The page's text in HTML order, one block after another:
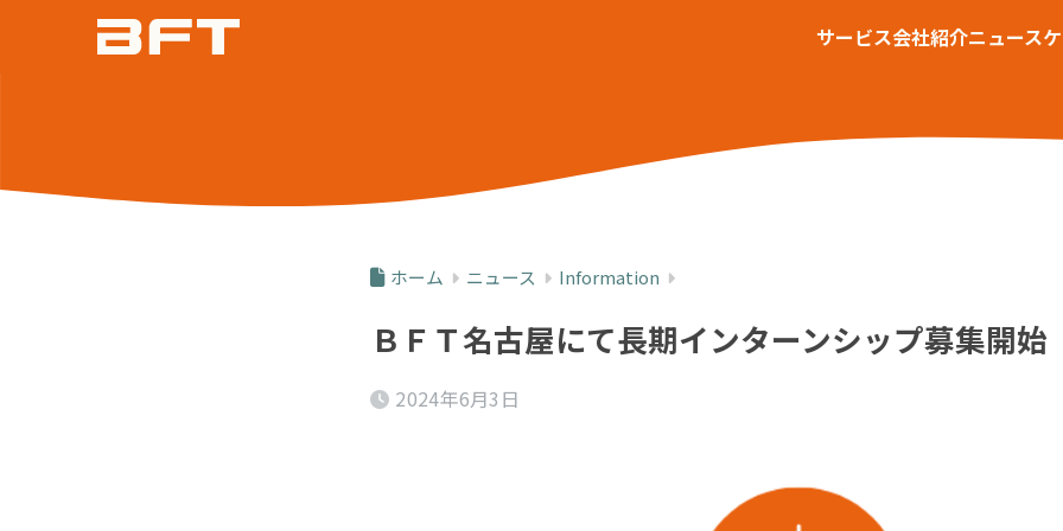
サービス会社紹介ニュース
ホーム ニュース Information
ＢＦＴ名古屋にて長期インターンシップ募集開始
2024年6月3日